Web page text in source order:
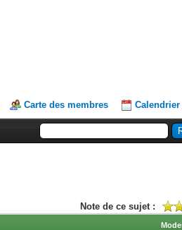
Carte des membres Calendrier
Note de ce sujet :